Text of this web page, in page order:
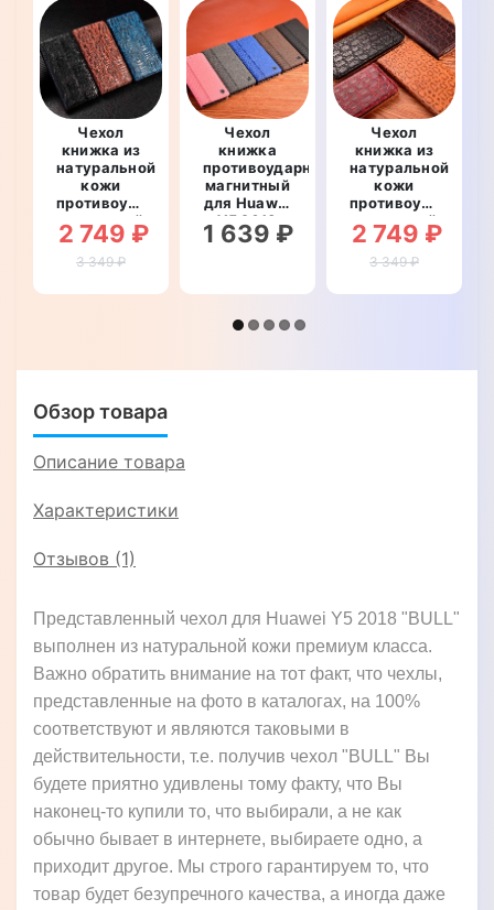
Чехол
книжка из
натуральной
кожи
противоударный
магнитный
для Huawei
Y5 2018
PAW"
2 749 ₽
3 349 ₽
Чехол
книжка
противоударный
магнитный
для Huawei
Y5 2018
"PRIVILEGE"
1 639 ₽
Чехол
книжка из
натуральной
кожи
противоударный
магнитный
для Huawei
Y5 2018
STONE"
2 749 ₽
3 349 ₽
Обзор товара
Описание товара
Характеристики
Отзывов (1)
Представленный чехол для Huawei Y5 2018 "BULL"
выполнен из натуральной кожи премиум класса.
Важно обратить внимание на тот факт, что чехлы,
представленные на фото в каталогах, на 100%
соответствуют и являются таковыми в
действительности, т.е. получив чехол "BULL" Вы
будете приятно удивлены тому факту, что Вы
наконец-то купили то, что выбирали, а не как
обычно бывает в интернете, выбираете одно, а
приходит другое. Мы строго гарантируем то, что
товар будет безупречного качества, а иногда даже